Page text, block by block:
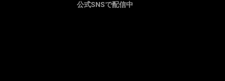
公式SNSで配信中